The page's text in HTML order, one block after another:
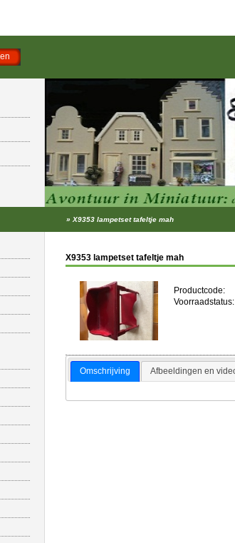
» X9353 lampetset tafeltje mah
X9353 lampetset tafeltje mah
Productcode:
Voorraadstatus:
Omschrijving Afbeeldingen en